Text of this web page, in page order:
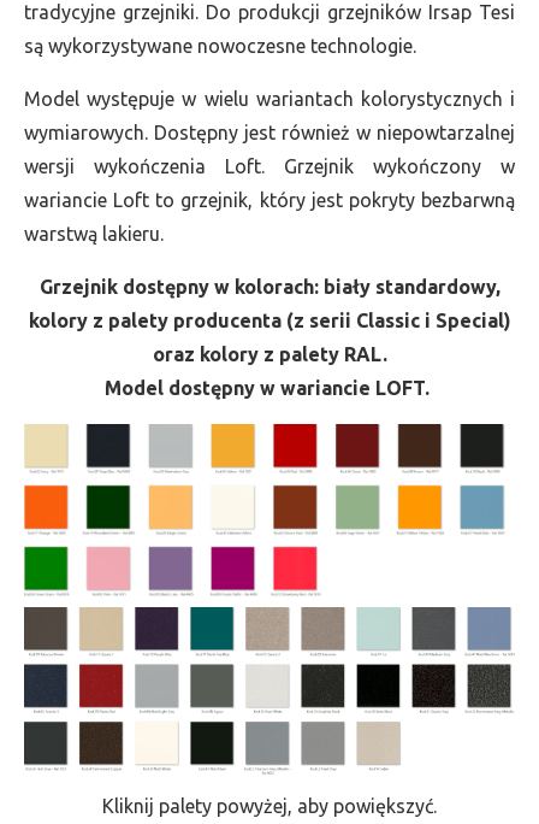
tradycyjne grzejniki. Do produkcji grzejników Irsap Tesi
są wykorzystywane nowoczesne technologie.
Model występuje w wielu wariantach kolorystycznych i
wymiarowych. Dostępny jest również w niepowtarzalnej
wersji wykończenia Loft. Grzejnik wykończony w
wariancie Loft to grzejnik, który jest pokryty bezbarwną
warstwą lakieru.
Grzejnik dostępny w kolorach: biały standardowy,
kolory z palety producenta (z serii Classic i Special)
oraz kolory z palety RAL.
Model dostępny w wariancie LOFT.
Kliknij palety powyżej, aby powiększyć.